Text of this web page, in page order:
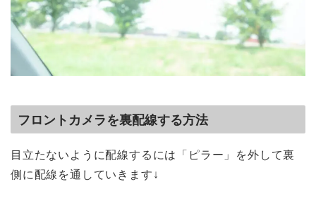
フロントカメラを裏配線する方法
目立たないように配線するには「 ピラー 」を外して裏
側に配線を通していきます↓